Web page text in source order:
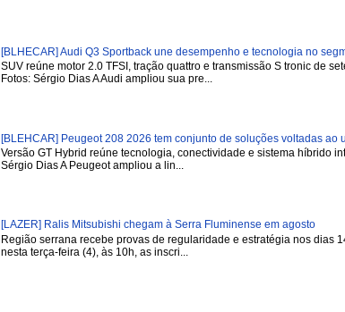
[BLHECAR] Audi Q3 Sportback une desempenho e tecnologia no
SUV reúne motor 2.0 TFSI, tração quattro e transmissão S tronic de
Fotos: Sérgio Dias A Audi ampliou sua pre...
[BLEHCAR] Peugeot 208 2026 tem conjunto de soluções voltadas ao
Versão GT Hybrid reúne tecnologia, conectividade e sistema híbrido
Sérgio Dias A Peugeot ampliou a lin...
[LAZER] Ralis Mitsubishi chegam à Serra Fluminense em agosto
Região serrana recebe provas de regularidade e estratégia nos dias
nesta terça-feira (4), às 10h, as inscri...